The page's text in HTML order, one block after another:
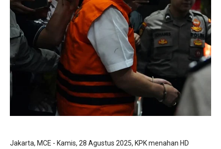
Jakarta, MCE - Kamis, 28 Agustus 2025, KPK menahan HD